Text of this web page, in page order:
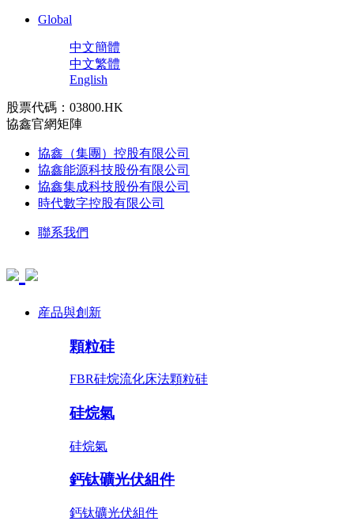
Global
中文簡體
中文繁體
English
股票代碼：03800.HK
協鑫官網矩陣
協鑫（集團）控股有限公司
協鑫能源科技股份有限公司
協鑫集成科技股份有限公司
時代數字控股有限公司
聯系我們
産品與創新
顆粒硅
FBR硅烷流化床法顆粒硅
硅烷氣
硅烷氣
鈣钛礦光伏組件
鈣钛礦光伏組件